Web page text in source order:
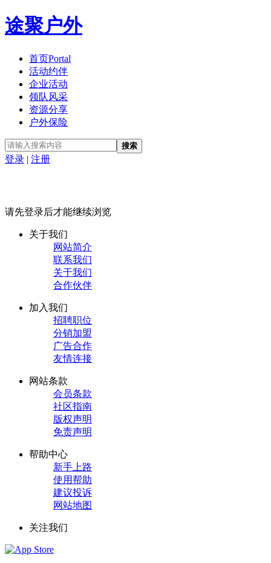
途聚户外
首页Portal
活动约伴
企业活动
领队风采
资源分享
户外保险
搜索
登录 | 注册
请先登录后才能继续浏览
关于我们
网站简介
联系我们
关于我们
合作伙伴
加入我们
招聘职位
分销加盟
广告合作
友情连接
网站条款
会员条款
社区指南
版权声明
免责声明
帮助中心
新手上路
使用帮助
建议投诉
网站地图
关注我们